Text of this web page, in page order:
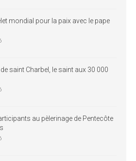
mondial pour la paix avec le pape
saint Charbel, le saint aux 30 000
au pèlerinage de Pentecôte